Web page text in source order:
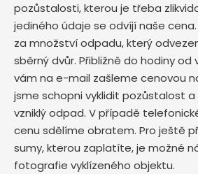
pozůstalosti, kterou je třeba
jediného údaje se odvíjí naše
za množství odpadu, který
sběrný dvůr. Přibližně do hodiny
vám na e-mail zašleme cenovou
jsme schopni vyklidit pozůstalost
vzniklý odpad. V případě
cenu sdělíme obratem. Pro ještě
sumy, kterou zaplatíte, je možné
fotografie vyklízeného objektu.